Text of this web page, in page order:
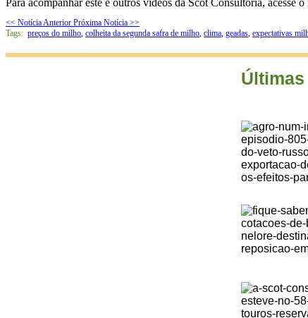
<< Notícia Anterior Próxima Notícia >>
Tags: preços do milho, colheita da segunda safra de milho, clima, geadas, expectativas